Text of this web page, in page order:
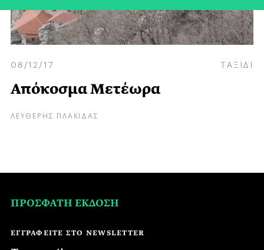
08/12/17 ΤΑΞΙΔΙ
Απόκοσμα Μετέωρα
ΛΕΥΘΕΡΗΣ ΠΛΑΚΙΔΑΣ
ΠΡΟΣΦΑΤΗ ΕΚΔΟΣΗ
ΕΓΓΡΑΦΕΙΤΕ ΣΤΟ NEWSLETTER